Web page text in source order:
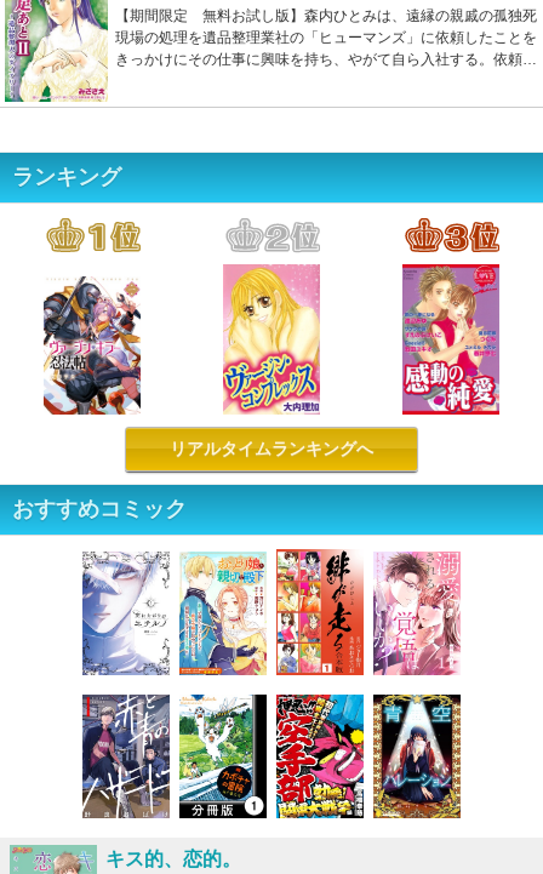
【期間限定 無料お試し版】森内ひとみは、遠縁の親戚の孤独死
現場の処理を遺品整理業社の「ヒューマンズ」に依頼したことを
きっかけにその仕事に興味を持ち、やがて自ら入社する。依頼人
死亡現場、故人が死に至った経緯、生前の生活…目の当たりにす
ーズン！
ランキング
リアルタイムランキングへ
おすすめコミック
キス的、恋的。